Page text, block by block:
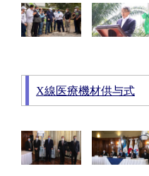
X線医療機材供与式